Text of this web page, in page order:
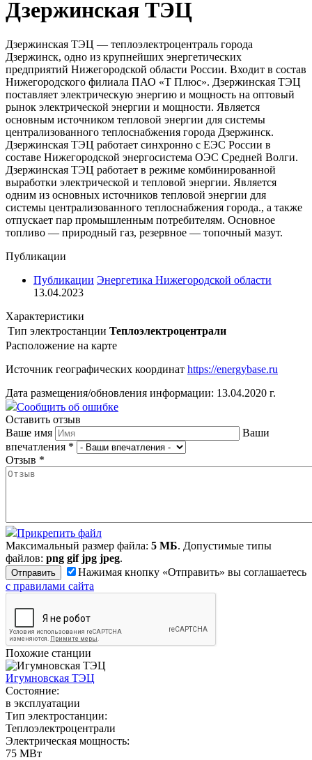
Дзержинская ТЭЦ
Дзержинская ТЭЦ — теплоэлектроцентраль города
Дзержинск, одно из крупнейших энергетических
предприятий Нижегородской области России. Входит в состав
Нижегородского филиала ПАО «Т Плюс». Дзержинская ТЭЦ
поставляет электрическую энергию и мощность на оптовый
рынок электрической энергии и мощности. Является
основным источником тепловой энергии для системы
централизованного теплоснабжения города Дзержинск.
Дзержинская ТЭЦ работает синхронно с ЕЭС России в
составе Нижегородской энергосистема ОЭС Средней Волги.
Дзержинская ТЭЦ работает в режиме комбинированной
выработки электрической и тепловой энергии. Является
одним из основных источников тепловой энергии для
системы централизованного теплоснабжения города., а также
отпускает пар промышленным потребителям. Основное
топливо — природный газ, резервное — топочный мазут.
Публикации
Публикации Энергетика Нижегородской области
13.04.2023
Характеристики
Тип электростанции Теплоэлектроцентрали
Расположение на карте
Источник географических координат https://energybase.ru
Дата размещения/обновления информации: 13.04.2020 г.
Сообщить об ошибке
Оставить отзыв
Ваше имя
Ваши
впечатления *
Отзыв *
Прикрепить файл
Максимальный размер файла: 5 МБ. Допустимые типы
файлов: png gif jpg jpeg.
Нажимая кнопку «Отправить» вы соглашаетесь
с правилами сайта
Похожие станции
Игумновская ТЭЦ
Состояние:
в эксплуатации
Тип электростанции:
Теплоэлектроцентрали
Электрическая мощность:
75 МВт